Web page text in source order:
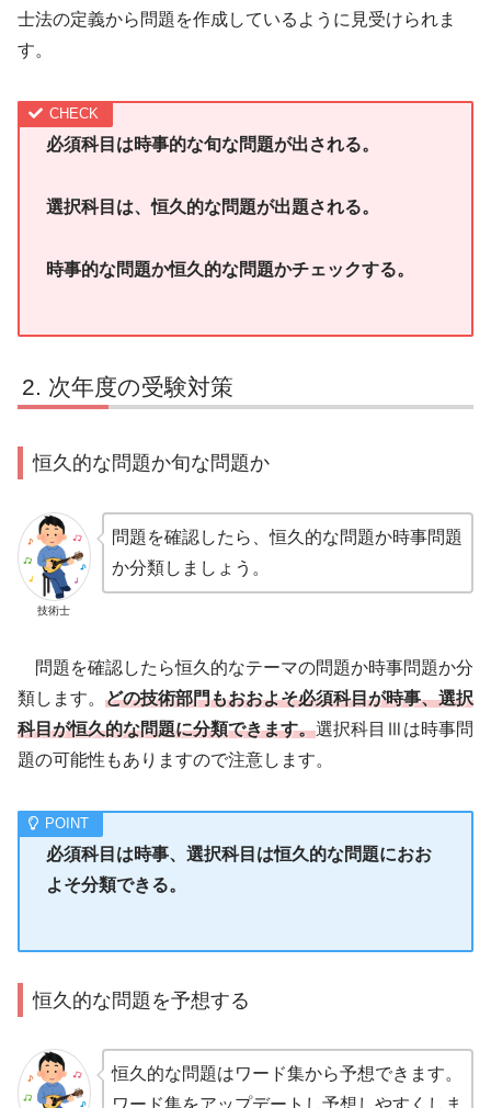
士法の定義から問題を作成しているように見受けられま
す。
必須科目は時事的な旬な問題が出される。
選択科目は、恒久的な問題が出題される。
時事的な問題か恒久的な問題かチェックする。
次年度の受験対策
恒久的な問題か旬な問題か
技術士
問題を確認したら、恒久的な問題か時事問題
か分類しましょう。
問題を確認したら恒久的なテーマの問題か時事問題か分
類します。 どの技術部門もおおよそ必須科目が時事、選択
科目が恒久的な問題に分類できます。選択科目Ⅲは時事問
題の可能性もありますので注意します。
必須科目は時事、選択科目は恒久的な問題におお
よそ分類できる。
恒久的な問題を予想する
恒久的な問題はワード集から予想できます。